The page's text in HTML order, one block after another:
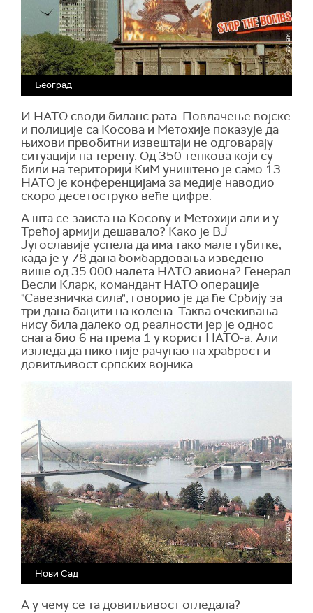
Београд
И НАТО своди биланс рата. Повлачење војске
и полиције са Косова и Метохије показује да
њихови првобитни извештаји не одговарају
ситуацији на терену. Од 350 тенкова који су
били на територији КиМ уништено је само 13.
НАТО је конференцијама за медије наводио
скоро десетоструко веће цифре.
А шта се заиста на Косову и Метохији али и у
Трећој армији дешавало? Како је ВЈ
Југославије успела да има тако мале губитке,
када је у 78 дана бомбардовања изведено
више од 35.000 налета НАТО авиона? Генерал
Весли Кларк, командант НАТО операције
"Савезничка сила", говорио је да ће Србију за
три дана бацити на колена. Таква очекивања
нису била далеко од реалности јер је однос
снага био 6 на према 1 у корист НАТО-а. Али
изгледа да нико није рачунао на храброст и
довитљивост српских војника.
Нови Сад
А у чему се та довитљивост огледала?